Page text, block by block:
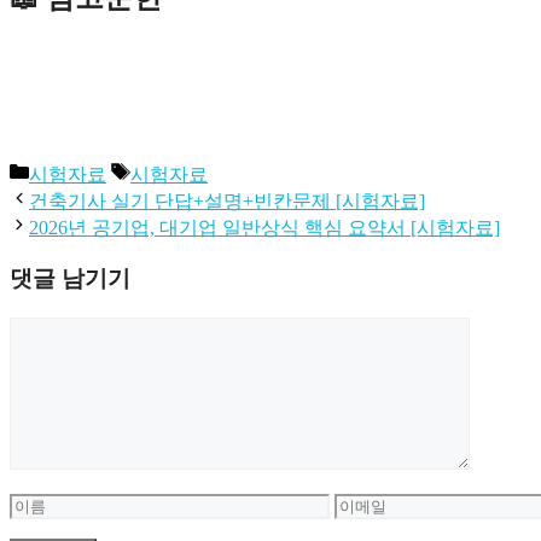
카
테
고
시험자료
태
그
시험자료
건축기사 실기 단답+설명+빈칸문제 [시험자료]
2026년 공기업, 대기업 일반상식 핵심 요약서 [시험자료]
댓글 남기기
이
이